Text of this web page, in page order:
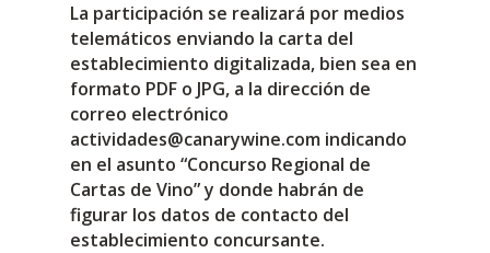
La participación se realizará por medios
telemáticos enviando la carta del
establecimiento digitalizada, bien sea en
formato PDF o JPG, a la dirección de
correo electrónico
actividades@canarywine.com indicando
en el asunto “Concurso Regional de
Cartas de Vino” y donde habrán de
figurar los datos de contacto del
establecimiento concursante.